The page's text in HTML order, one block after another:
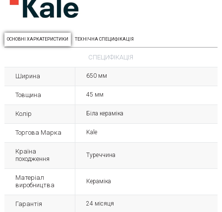
ОСНОВНІ ХАРКАТЕРИСТИКИ ТЕХНІЧНА СПЕЦИФІКАЦІЯ
СПЕЦИФІКАЦІЯ
Ширина 650 мм
Товщина 45 мм
Колір Біла кераміка
Торгова Марка Kale
Країна
походження
Туреччина
Матеріал
виробництва
Кераміка
Гарантія 24 місяця